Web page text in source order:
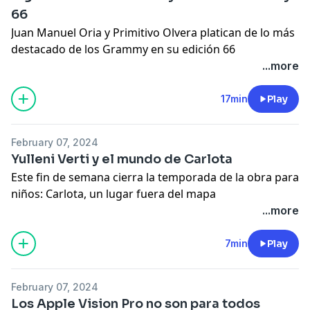
66
Juan Manuel Oria y Primitivo Olvera platican de lo más
destacado de los Grammy en su edición 66
...more
17min Play
February 07, 2024
Yulleni Verti y el mundo de Carlota
Este fin de semana cierra la temporada de la obra para
niños: Carlota, un lugar fuera del mapa
...more
7min Play
February 07, 2024
Los Apple Vision Pro no son para todos